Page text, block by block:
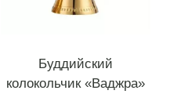
Буддийский
колокольчик «Ваджра»